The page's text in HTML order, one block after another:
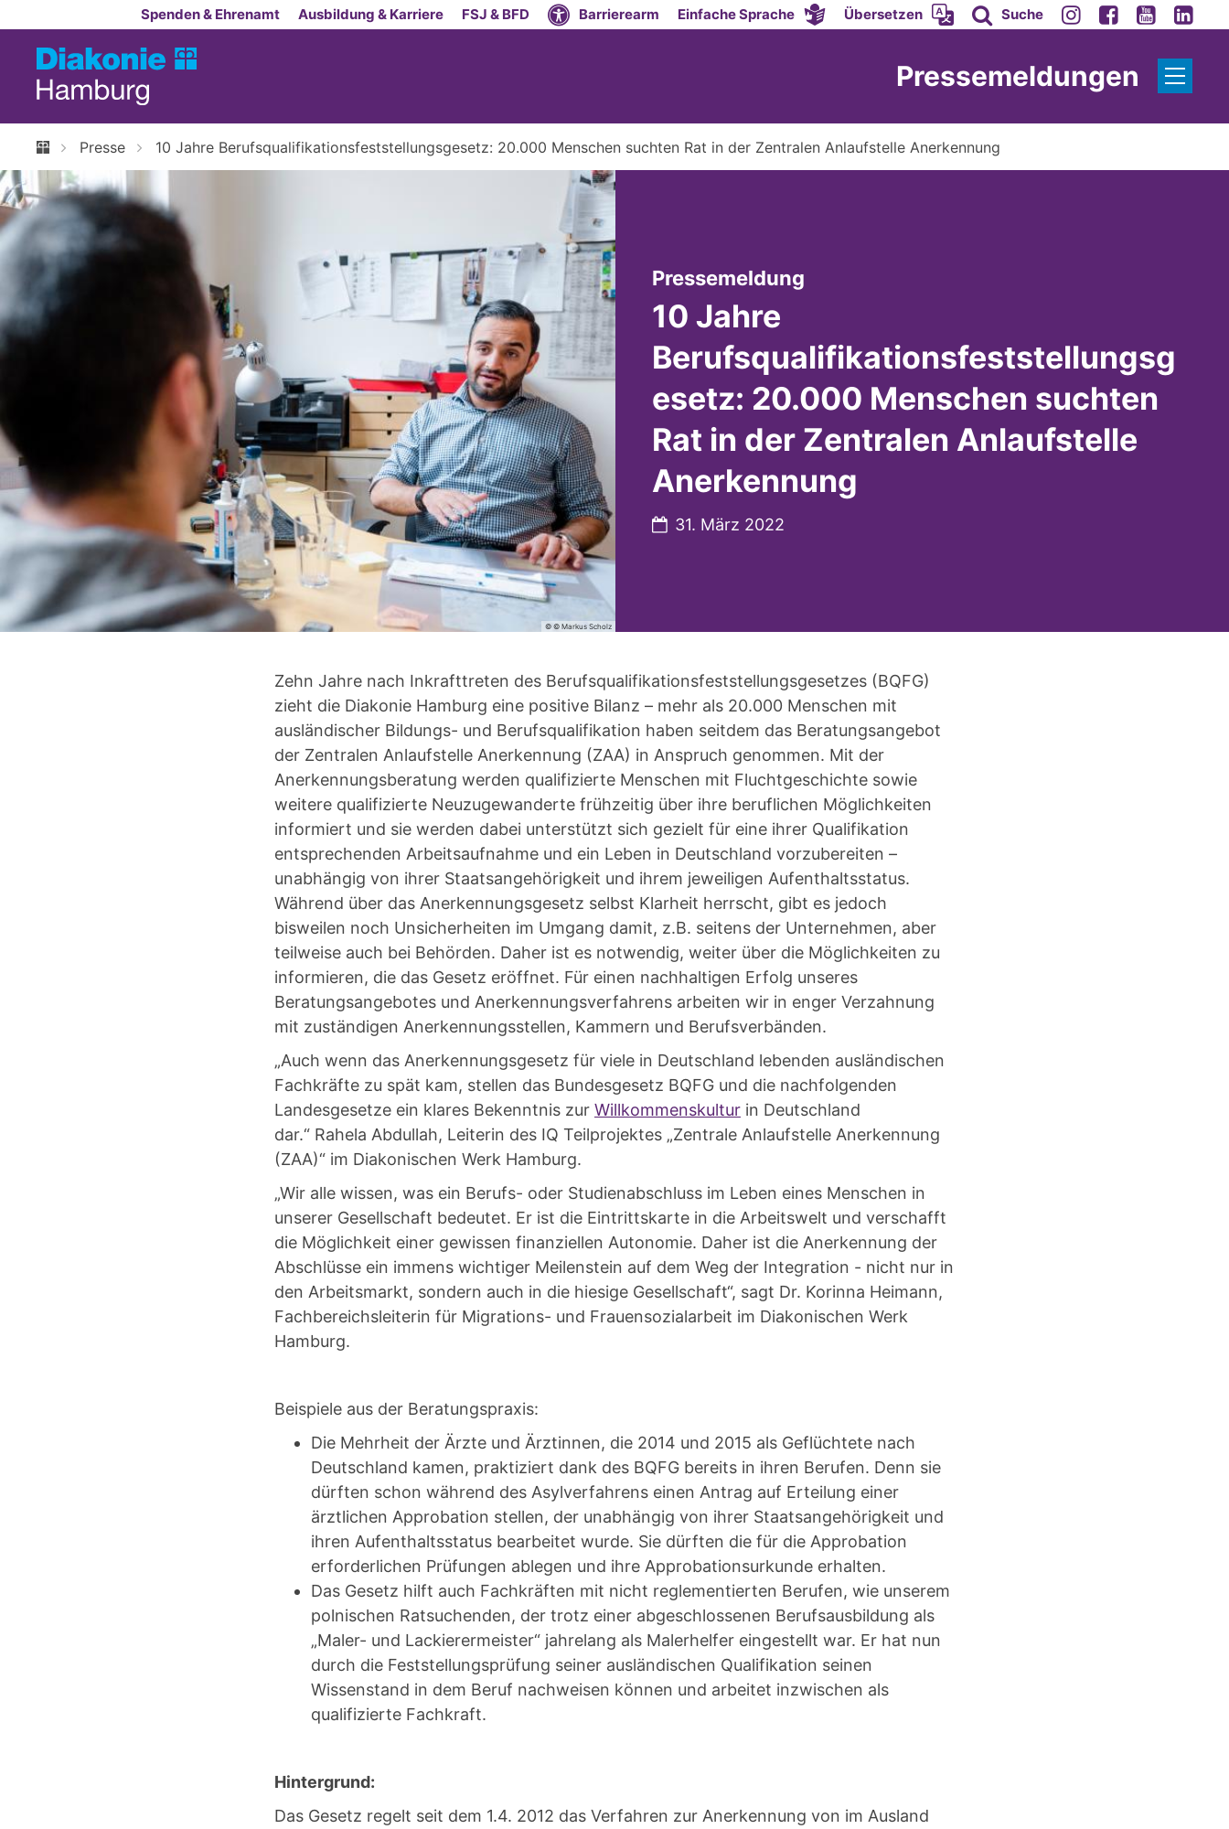
Zum Inhalt springenSpenden & Ehrenamt Ausbildung & Karriere FSJ & BFD Barrierearm Einfache Sprache Übersetzen Suche
Pressemeldungen
Presse 10 Jahre Berufsqualifikationsfeststellungsgesetz: 20.000 Menschen suchten Rat in der Zentralen Anlaufstelle Anerkennung
© © Markus Scholz
Pressemeldung
10 Jahre
Berufsqualifikationsfeststellungsg
esetz: 20.000 Menschen suchten
Rat in der Zentralen Anlaufstelle
Anerkennung
Datum:
31. März 2022
Zehn Jahre nach Inkrafttreten des Berufsqualifikationsfeststellungsgesetzes (BQFG)
zieht die Diakonie Hamburg eine positive Bilanz – mehr als 20.000 Menschen mit
ausländischer Bildungs- und Berufsqualifikation haben seitdem das Beratungsangebot
der Zentralen Anlaufstelle Anerkennung (ZAA) in Anspruch genommen. Mit der
Anerkennungsberatung werden qualifizierte Menschen mit Fluchtgeschichte sowie
weitere qualifizierte Neuzugewanderte frühzeitig über ihre beruflichen Möglichkeiten
informiert und sie werden dabei unterstützt sich gezielt für eine ihrer Qualifikation
entsprechenden Arbeitsaufnahme und ein Leben in Deutschland vorzubereiten –
unabhängig von ihrer Staatsangehörigkeit und ihrem jeweiligen Aufenthaltsstatus.
Während über das Anerkennungsgesetz selbst Klarheit herrscht, gibt es jedoch
bisweilen noch Unsicherheiten im Umgang damit, z.B. seitens der Unternehmen, aber
teilweise auch bei Behörden. Daher ist es notwendig, weiter über die Möglichkeiten zu
informieren, die das Gesetz eröffnet. Für einen nachhaltigen Erfolg unseres
Beratungsangebotes und Anerkennungsverfahrens arbeiten wir in enger Verzahnung
mit zuständigen Anerkennungsstellen, Kammern und Berufsverbänden.
„Auch wenn das Anerkennungsgesetz für viele in Deutschland lebenden ausländischen
Fachkräfte zu spät kam, stellen das Bundesgesetz BQFG und die nachfolgenden
Landesgesetze ein klares Bekenntnis zur Willkommenskultur in Deutschland
dar.“ Rahela Abdullah, Leiterin des IQ Teilprojektes „Zentrale Anlaufstelle Anerkennung
(ZAA)“ im Diakonischen Werk Hamburg.
„Wir alle wissen, was ein Berufs- oder Studienabschluss im Leben eines Menschen in
unserer Gesellschaft bedeutet. Er ist die Eintrittskarte in die Arbeitswelt und verschafft
die Möglichkeit einer gewissen finanziellen Autonomie. Daher ist die Anerkennung der
Abschlüsse ein immens wichtiger Meilenstein auf dem Weg der Integration - nicht nur in
den Arbeitsmarkt, sondern auch in die hiesige Gesellschaft“, sagt Dr. Korinna Heimann,
Fachbereichsleiterin für Migrations- und Frauensozialarbeit im Diakonischen Werk
Hamburg.
Beispiele aus der Beratungspraxis:
Die Mehrheit der Ärzte und Ärztinnen, die 2014 und 2015 als Geflüchtete nach
Deutschland kamen, praktiziert dank des BQFG bereits in ihren Berufen. Denn sie
dürften schon während des Asylverfahrens einen Antrag auf Erteilung einer
ärztlichen Approbation stellen, der unabhängig von ihrer Staatsangehörigkeit und
ihren Aufenthaltsstatus bearbeitet wurde. Sie dürften die für die Approbation
erforderlichen Prüfungen ablegen und ihre Approbationsurkunde erhalten.
Das Gesetz hilft auch Fachkräften mit nicht reglementierten Berufen, wie unserem
polnischen Ratsuchenden, der trotz einer abgeschlossenen Berufsausbildung als
„Maler- und Lackierermeister“ jahrelang als Malerhelfer eingestellt war. Er hat nun
durch die Feststellungsprüfung seiner ausländischen Qualifikation seinen
Wissenstand in dem Beruf nachweisen können und arbeitet inzwischen als
qualifizierte Fachkraft.
Hintergrund:
Das Gesetz regelt seit dem 1.4. 2012 das Verfahren zur Anerkennung von im Ausland